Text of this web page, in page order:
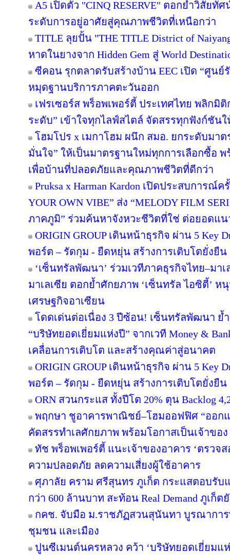
A5 เปิดตัว "CINQ RESERVE" ตอกย้ำวิสัยทัศ
ระดับการอยู่อาศัยสู่คุณภาพชีวิตที่เหนือกว่า
TITLE ลุยปั้น "THE TITLE District of
หาดในยางจาก Hidden Gem สู่ World
ซีคอน รุกตลาดรับสร้างบ้าน EEC เปิด “ศูน
หมุดฐานบริการภาคตะวันออก
เฟรเซอร์ส พร็อพเพอร์ตี้ ประเทศไทย พลิกมิ
ระดับ” เข้าใจทุกไลฟ์สไตล์ จัดสรรทุกฟังก์ชัน
โฮมโปร x เมกาโฮม ผนึก สมอ. ยกระดับมา
มั่นใจ” ให้เป็นมาตรฐานใหม่ทุกการเลือกซื้อ
เพื่อบ้านที่ปลอดภัยและคุณภาพชีวิตที่ดีกว่า
Pruksa x Harman Kardon เปิดประสบการณ์
YOUR OWN VIBE” ส่ง “MELODY FILM
ภาคภูมิ” ร่วมค้นหาจังหวะชีวิตที่ใช่ ต่อยอดแน
ORIGIN GROUP เดินหน้าธุรกิจ ผ่าน 5 Key
พอร์ต – รัดกุม - ยืดหยุ่น สร้างการเติบโตยั่งยื
‘เซ็นทรัลพัฒนา’ ร่วมเวทีภาคธุรกิจไทย–มา
มาเลเซีย ตอกย้ำศักยภาพ ‘เซ็นทรัล ไอซิตี้’
เศรษฐกิจอาเซียน
โดดเด่นต่อเนื่อง 3 ปีซ้อน! เซ็นทรัลพัฒนา ย้ำ
“บริษัทยอดเยี่ยมแห่งปี” จากเวที Money &
เคลื่อนการเติบโต และสร้างคุณค่าสู่อนาคต
ORIGIN GROUP เดินหน้าธุรกิจ ผ่าน 5 Key
พอร์ต – รัดกุม - ยืดหยุ่น สร้างการเติบโตยั่งยื
ORN สวนกระแส ทั้งปีโต 20% ตุน Backlog
พฤกษา ชูอาคารพาณิชย์–โฮมออฟฟิศ “ออก
คัดสรรทำเลศักยภาพ พร้อมโอกาสเป็นเจ้าของ
ทัช พร็อพเพอร์ตี้ แนะเจ้าของอาคาร ‘ตรวจ
ความปลอดภัย ลดความเสี่ยงผู้ใช้อาคาร
ศุภาลัย คราม ศรีสุนทร ภูเก็ต กระแสตอบรับ
กว่า 600 ล้านบาท สะท้อน Real Demand ภูเก็ต
กคช. จับมือ ม.ราชภัฏสวนสุนันทา บูรณากา
ชุมชน และเมือง
ปูนซีเมนต์นครหลวง คว้า ‘บริษัทยอดเยี่ยมแห่